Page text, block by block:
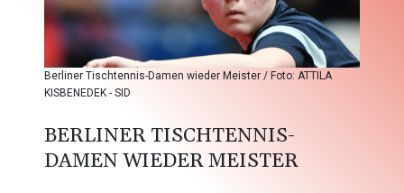
Berliner Tischtennis-Damen wieder Meister / Foto: ATTILA
KISBENEDEK - SID
BERLINER TISCHTENNIS-
DAMEN WIEDER MEISTER